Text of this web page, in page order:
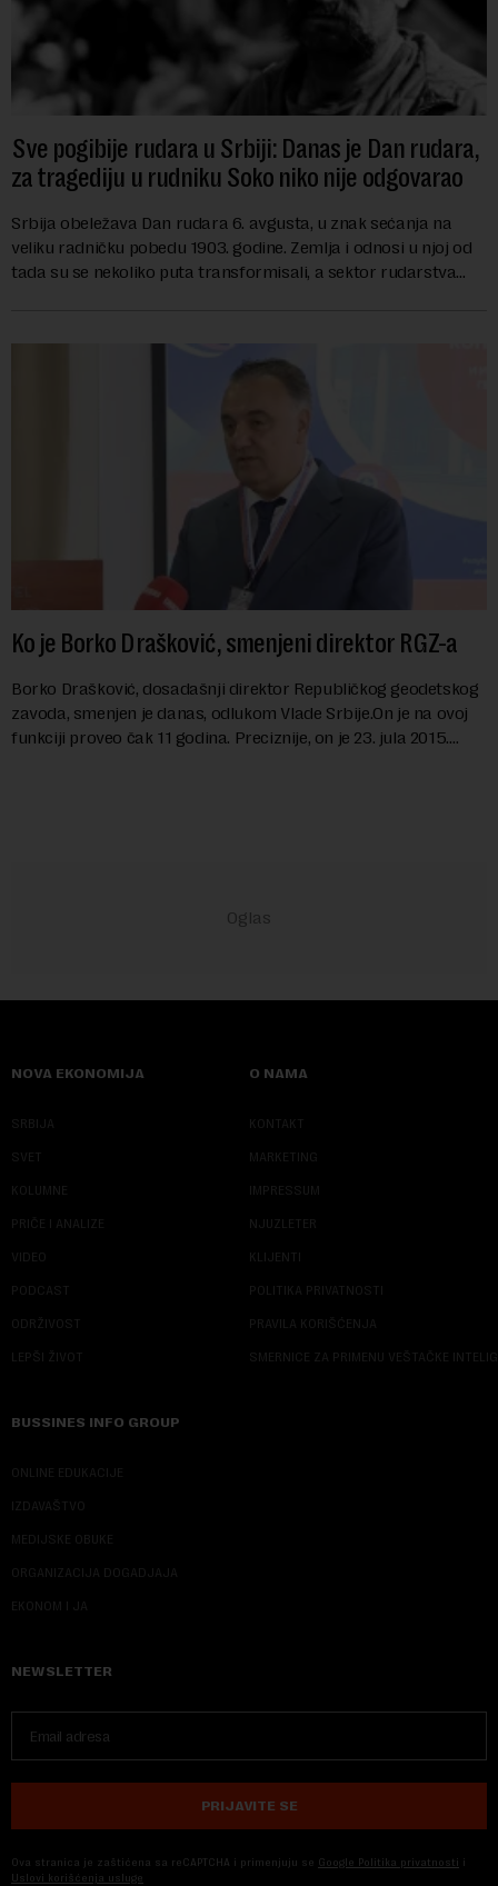
Sve pogibije rudara u Srbiji: Danas je Dan rudara,
za tragediju u rudniku Soko niko nije odgovarao
Srbija obeležava Dan rudara 6. avgusta, u znak sećanja na
veliku radničku pobedu 1903. godine. Zemlja i odnosi u njoj od
tada su se nekoliko puta transformisali, a sektor rudarstva
Ko je Borko Drašković, smenjeni direktor RGZ-a
Borko Drašković, dosadašnji direktor Republičkog geodetskog
zavoda, smenjen je danas, odlukom Vlade Srbije.On je na ovoj
funkciji proveo čak 11 godina. Preciznije, on je 23. jula 2015.
NOVA EKONOMIJA
SRBIJA
SVET
KOLUMNE
PRIČE I ANALIZE
VIDEO
PODCAST
ODRŽIVOST
LEPŠI ŽIVOT
O NAMA
KONTAKT
MARKETING
IMPRESSUM
NJUZLETER
KLIJENTI
POLITIKA PRIVATNOSTI
PRAVILA KORIŠĆENJA
SMERNICE ZA PRIMENU VEŠTAČKE
BUSSINES INFO GROUP
ONLINE EDUKACIJE
IZDAVAŠTVO
MEDIJSKE OBUKE
ORGANIZACIJA DOGADJAJA
EKONOM I JA
NEWSLETTER
PRIJAVITE SE
Ova stranica je zaštićena sa reCAPTCHA i primenjuju se Google Politika privatnosti i
Uslovi korišćenja usluge